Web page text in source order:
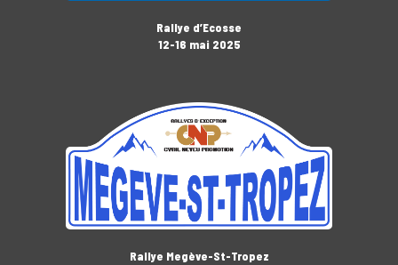
Rallye d’Ecosse
12-16 mai 2025
Rallye Megève-St-Tropez